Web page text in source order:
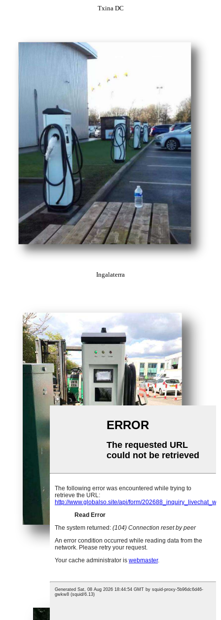
Txina DC
Ingalaterra
Ingalaterra